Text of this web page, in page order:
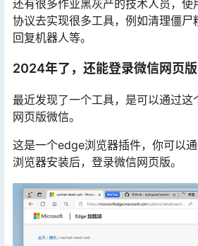
还有很多作业黑灰产的技术人员，使
协议去实现很多工具，例如清理僵尸
回复机器人等。
2024年了，还能登录微信网页版
最近发现了一个工具，是可以通过这
网页版微信。
这是一个edge浏览器插件，你可以
浏览器安装后，登录微信网页版。